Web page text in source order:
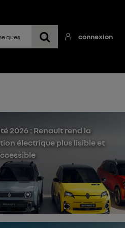
connexion
2026 : Renault rend la
électrique plus lisible et